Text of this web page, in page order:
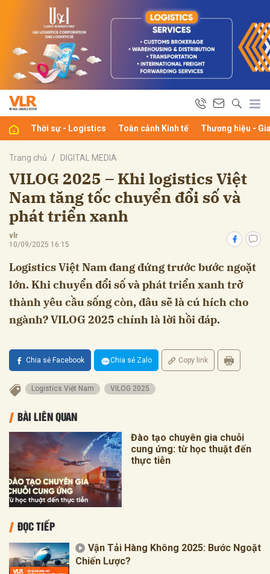
Thời sự - Logistics Toàn cảnh Kinh tế Thương hiệu -
Trang chủ DIGITAL MEDIA
VILOG 2025 – Khi logistics Việt
Nam tăng tốc chuyển đổi số và
phát triển xanh
vlr
10/09/2025 16:15
Logistics Việt Nam đang đứng trước bước ngoặt
lớn. Khi chuyển đổi số và phát triển xanh trở
thành yêu cầu sống còn, đâu sẽ là cú hích cho
ngành? VILOG 2025 chính là lời hồi đáp.
Chia sẻ Facebook Chia sẻ Zalo Copy link
Logistics Việt Nam VILOG 2025
BÀI LIÊN QUAN
Đào tạo chuyên gia chuỗi
cung ứng: từ học thuật đến
thực tiễn
ĐỌC TIẾP
Vận Tải Hàng Không 2025: Bước Ngoặt
Chiến Lược?
luận
Hủy